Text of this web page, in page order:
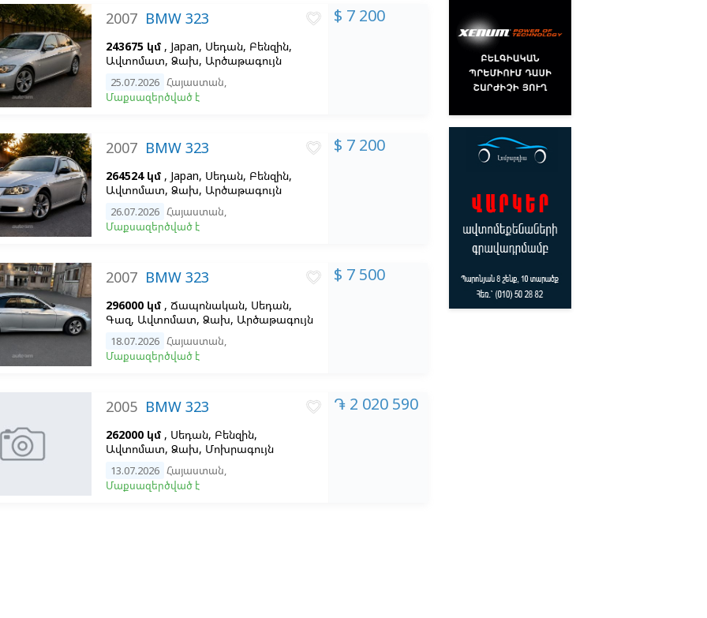
2007BMW 323
243675 կմ , Japan, Սեդան, Բենզին,
Ավտոմատ, Ձախ, Արծաթագույն
25.07.2026 Հայաստան,
Մաքսազերծված է
favorite_border $ 7 200
2007BMW 323
264524 կմ , Japan, Սեդան, Բենզին,
Ավտոմատ, Ձախ, Արծաթագույն
26.07.2026 Հայաստան,
Մաքսազերծված է
favorite_border $ 7 200
2007BMW 323
296000 կմ , Ճապոնական, Սեդան,
Գազ, Ավտոմատ, Ձախ, Արծաթագույն
18.07.2026 Հայաստան,
Մաքսազերծված է
favorite_border $ 7 500
2005BMW 323
262000 կմ , Սեդան, Բենզին,
Ավտոմատ, Ձախ, Մոխրագույն
13.07.2026 Հայաստան,
Մաքսազերծված է
favorite_border ֏ 2 020 590